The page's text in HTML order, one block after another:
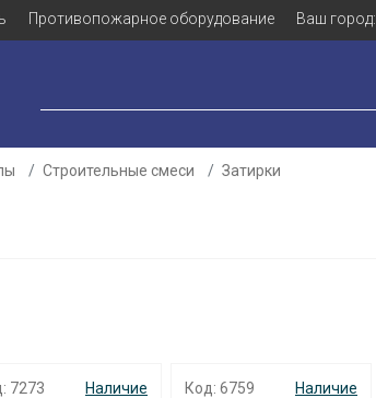
Противопожарное оборудование Ваш город:
Строительные смеси Затирки
7273 Наличие Код: 6759 Наличие